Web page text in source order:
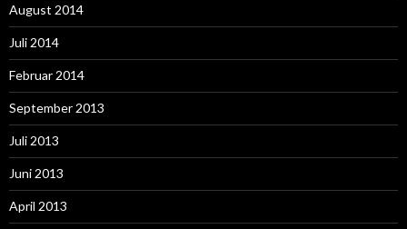
August 2014
Juli 2014
Februar 2014
September 2013
Juli 2013
Juni 2013
April 2013